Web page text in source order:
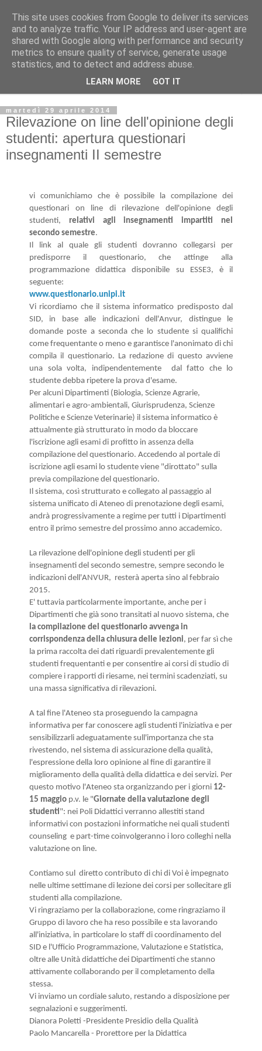
Dipartimento di Ingegneria Civile e Industriale :: Università
di Pisa :: Bacheca ufficiale
martedì 29 aprile 2014
Rilevazione on line dell'opinione degli
studenti: apertura questionari
insegnamenti II semestre
vi comunichiamo che è possibile la compilazione dei
questionari on line di rilevazione dell'opinione degli
studenti, relativi agli insegnamenti impartiti nel
secondo semestre.
Il link al quale gli studenti dovranno collegarsi per
predisporre il questionario, che attinge alla
programmazione didattica disponibile su ESSE3, è il
seguente:
www.questionario.unipi.it
Vi ricordiamo che il sistema informatico predisposto dal
SID, in base alle indicazioni dell'Anvur, distingue le
domande poste a seconda che lo studente si qualifichi
come frequentante o meno e garantisce l'anonimato di chi
compila il questionario. La redazione di questo avviene
una sola volta, indipendentemente dal fatto che lo
studente debba ripetere la prova d'esame.
Per alcuni Dipartimenti (Biologia, Scienze Agrarie,
alimentari e agro-ambientali, Giurisprudenza, Scienze
Politiche e Scienze Veterinarie) il sistema informatico è
attualmente già strutturato in modo da bloccare
l'iscrizione agli esami di profitto in assenza della
compilazione del questionario. Accedendo al portale di
iscrizione agli esami lo studente viene "dirottato" sulla
previa compilazione del questionario.
Il sistema, così strutturato e collegato al passaggio al
sistema unificato di Ateneo di prenotazione degli esami,
andrà progressivamente a regime per tutti i Dipartimenti
entro il primo semestre del prossimo anno accademico.
La rilevazione dell'opinione degli studenti per gli
insegnamenti del secondo semestre, sempre secondo le
indicazioni dell'ANVUR, resterà aperta sino al febbraio
2015.
E' tuttavia particolarmente importante, anche per i
Dipartimenti che già sono transitati al nuovo sistema, che
la compilazione del questionario avvenga in
corrispondenza della chiusura delle lezioni, per far sì che
la prima raccolta dei dati riguardi prevalentemente gli
studenti frequentanti e per consentire ai corsi di studio di
compiere i rapporti di riesame, nei termini scadenziati, su
una massa significativa di rilevazioni.
A tal fine l 'Ateneo sta proseguendo la campagna
informativa per far conoscere agli studenti l'iniziativa e per
sensibilizzarli adeguatamente sull'importanza che sta
rivestendo, nel sistema di assicurazione della qualità,
l'espressione della loro opinione al fine di garantire il
miglioramento della qualità della didattica e dei servizi. Per
questo motivo l'Ateneo sta organizzando per i giorni 12-
15 maggio p.v. le "Giornate della valutazione degli
studenti": nei Poli Didattici verranno allestiti stand
informativi con postazioni informatiche nei quali studenti
counseling e part-time coinvolgeranno i loro colleghi nella
valutazione on line.
Contiamo sul diretto contributo di chi di Voi è impegnato
nelle ultime settimane di lezione dei corsi per sollecitare gli
studenti alla compilazione.
Vi ringraziamo per la collaborazione, come ringraziamo il
Gruppo di lavoro che ha reso possibile e sta lavorando
all'iniziativa, in particolare lo staff di coordinamento del
SID e l'Ufficio Programmazione, Valutazione e Statistica,
oltre alle Unità didattiche dei Dipartimenti che stanno
attivamente collaborando per il completamento della
stessa.
Vi inviamo un cordiale saluto, restando a disposizione per
segnalazioni e suggerimenti.
Dianora Poletti - Presidente Presidio della Qualità
Paolo Mancarella - Prorettore per la Didattica
This site uses cookies from Google to deliver its services
and to analyze traffic. Your IP address and user-agent are
shared with Google along with performance and security
metrics to ensure quality of service, generate usage
statistics, and to detect and address abuse.
LEARN MORE GOT IT